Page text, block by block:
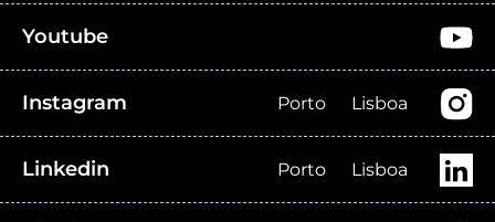
Youtube
Instagram Porto Lisboa
Linkedin Porto Lisboa